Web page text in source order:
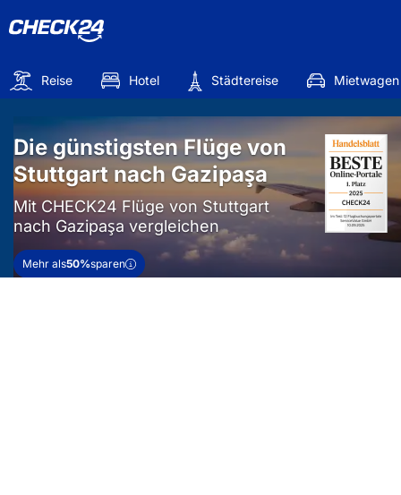
Reise Hotel Städtereise Mietwagen
Die günstigsten Flüge von
Stuttgart nach Gazipaşa
Mit CHECK24 Flüge von Stuttgart
nach Gazipaşa vergleichen
Mehr als50%sparen